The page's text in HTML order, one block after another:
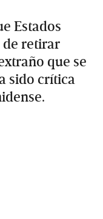
Estados
de retirar
que se
sido crítica